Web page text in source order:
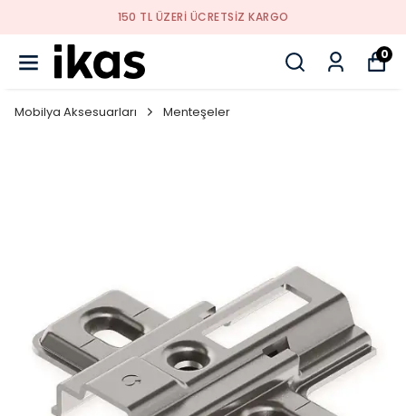
YENI SEZON ÜRÜNLER
0
Mobilya Aksesuarları Menteşeler